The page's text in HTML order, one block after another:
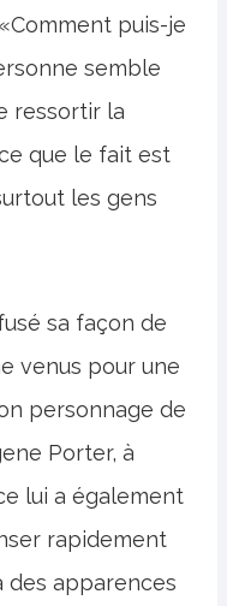
puis-je
semble
ressortir la
que le fait est
les gens
sa façon de
venus pour une
personnage de
Porter, à
lui a également
rapidement
des apparences